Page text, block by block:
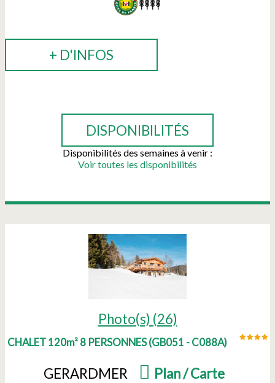
+ D'INFOS
DISPONIBILITÉS
Disponibilités des semaines à venir :
Voir toutes les disponibilités
Photo(s) (26)
CHALET 120m² 8 PERSONNES(GB051 - C088A)
GERARDMER Plan / Carte)